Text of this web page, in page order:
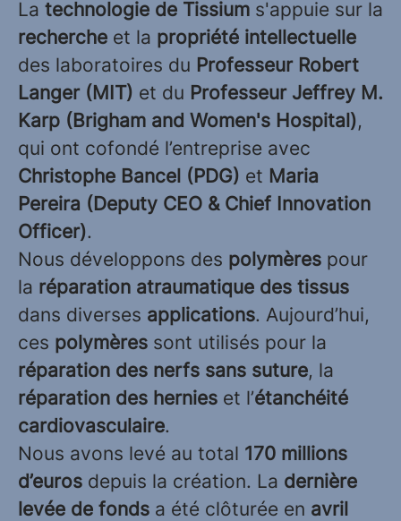
La technologie de Tissium s'appuie sur la
recherche et la propriété intellectuelle
des laboratoires du Professeur Robert
Langer (MIT) et du Professeur Jeffrey M.
Karp (Brigham and Women's Hospital),
qui ont cofondé l’entreprise avec
Christophe Bancel (PDG) et Maria
Pereira (Deputy CEO & Chief Innovation
Officer).
Nous développons des polymères pour
la réparation atraumatique des tissus
dans diverses applications. Aujourd’hui,
ces polymères sont utilisés pour la
réparation des nerfs sans suture, la
réparation des hernies et l’étanchéité
cardiovasculaire.
Nous avons levé au total 170 millions
d’euros depuis la création. La dernière
levée de fonds a été clôturée en avril